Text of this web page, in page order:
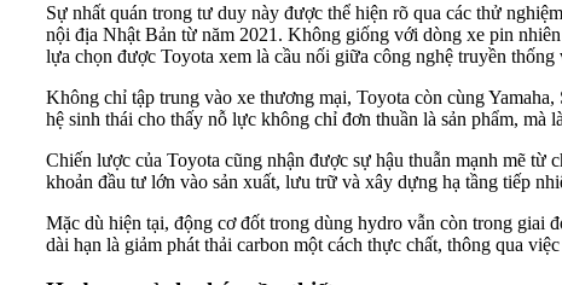
Sự nhất quán trong tư duy này được thể hiện rõ qua các thử
nội địa Nhật Bản từ năm 2021. Không giống với dòng xe pin
lựa chọn được Toyota xem là cầu nối giữa công nghệ truyền
Không chỉ tập trung vào xe thương mại, Toyota còn cùng
hệ sinh thái cho thấy nỗ lực không chỉ đơn thuần là sản phẩm,
Chiến lược của Toyota cũng nhận được sự hậu thuẫn mạnh mẽ
khoản đầu tư lớn vào sản xuất, lưu trữ và xây dựng hạ tầng tiếp
Mặc dù hiện tại, động cơ đốt trong dùng hydro vẫn còn trong giai
dài hạn là giảm phát thải carbon một cách thực chất, thông qua